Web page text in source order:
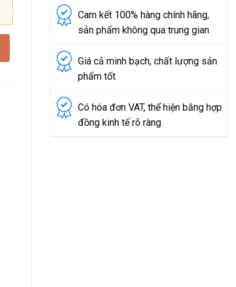
Cam kết 100% hàng chính hãng,
sản phẩm không qua trung gian
Giá cả minh bạch, chất lượng sản
phẩm tốt
Có hóa đơn VAT, thể hiện bằng hợp
đồng kinh tế rõ ràng